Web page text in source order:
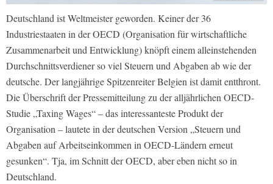
Deutschland ist Weltmeister geworden. Keiner der 36
Industriestaaten in der OECD (Organisation für wirtschaftliche
Zusammenarbeit und Entwicklung) knöpft einem alleinstehenden
Durchschnittsverdiener so viel Steuern und Abgaben ab wie der
deutsche. Der langjährige Spitzenreiter Belgien ist damit entthront.
Die Überschrift der Pressemitteilung zu der alljährlichen OECD-
Studie „Taxing Wages“ – das interessanteste Produkt der
Organisation – lautete in der deutschen Version „Steuern und
Abgaben auf Arbeitseinkommen in OECD-Ländern erneut
gesunken“. Tja, im Schnitt der OECD, aber eben nicht so in
Deutschland.